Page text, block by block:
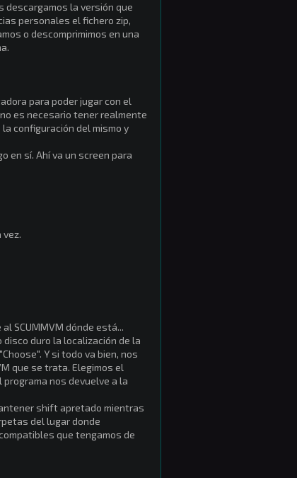
descargamos la versión que
personales el fichero zip,
o descomprimimos en una
para poder jugar con el
es necesario tener realmente
configuración del mismo y
en sí. Ahí va un screen para
vez.
SCUMMVM dónde está...
disco duro la localización de la
Y si todo va bien, nos
que se trata. Elegimos el
nos devuelve a la
shift apretado mientras
del lugar donde
que tengamos de